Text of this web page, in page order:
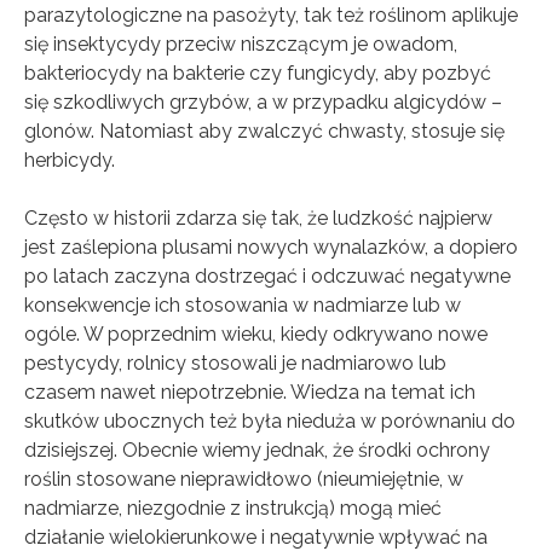
parazytologiczne na pasożyty, tak też roślinom aplikuje
się insektycydy przeciw niszczącym je owadom,
bakteriocydy na bakterie czy fungicydy, aby pozbyć
się szkodliwych grzybów, a w przypadku algicydów –
glonów. Natomiast aby zwalczyć chwasty, stosuje się
herbicydy.
Często w historii zdarza się tak, że ludzkość najpierw
jest zaślepiona plusami nowych wynalazków, a dopiero
po latach zaczyna dostrzegać i odczuwać negatywne
konsekwencje ich stosowania w nadmiarze lub w
ogóle. W poprzednim wieku, kiedy odkrywano nowe
pestycydy, rolnicy stosowali je nadmiarowo lub
czasem nawet niepotrzebnie. Wiedza na temat ich
skutków ubocznych też była nieduża w porównaniu do
dzisiejszej. Obecnie wiemy jednak, że środki ochrony
roślin stosowane nieprawidłowo (nieumiejętnie, w
nadmiarze, niezgodnie z instrukcją) mogą mieć
działanie wielokierunkowe i negatywnie wpływać na